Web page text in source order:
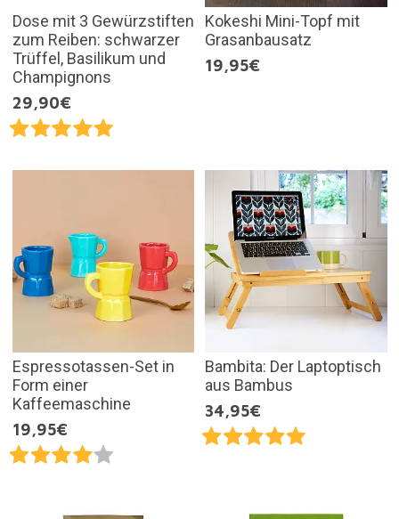
Dose mit 3 Gewürzstiften
zum Reiben: schwarzer
Trüffel, Basilikum und
Champignons
29,90€
Kokeshi Mini-Topf mit
Grasanbausatz
19,95€
Espressotassen-Set in
Form einer
Kaffeemaschine
19,95€
Bambita: Der Laptoptisch
aus Bambus
34,95€